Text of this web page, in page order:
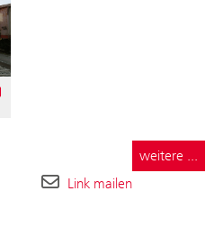
weitere ...
Link mailen